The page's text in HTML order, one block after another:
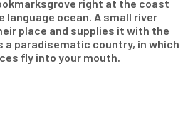
right at the coast
language ocean. A small river
place and supplies it with the
a paradisematic country, in which
fly into your mouth.